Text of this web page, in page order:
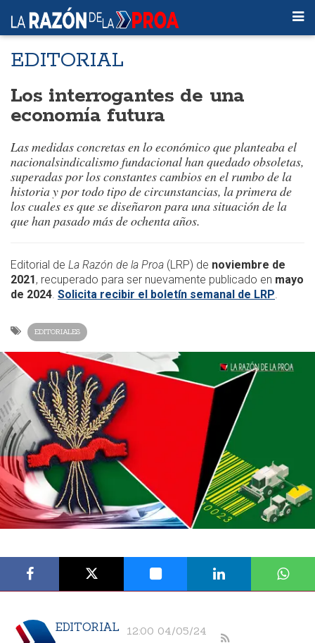
EDITORIAL
Los interrogantes de una
economía futura
Las medidas concretas en lo económico que planteaba el
nacionalsindicalismo fundacional han quedado obsoletas,
superadas por los constantes cambios en el rumbo de la
historia y por todo tipo de circunstancias, la primera de
los cuales es que se diseñaron para una situación de la
que han pasado más de ochenta años.
Editorial de La Razón de la Proa (LRP) de noviembre de
2021, recuperado para ser nuevamente publicado en mayo
de 2024. Solicita recibir el boletín semanal de LRP.
EDITORIALES
EDITORIAL 12:00 04/05/24